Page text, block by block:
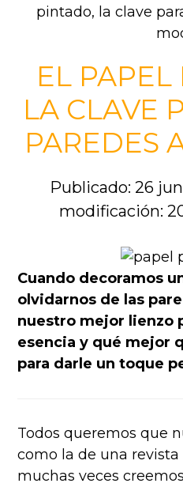
pintado, la clave
EL
LA CLAVE
PAREDES
Publicado: 26
modificación:
Cuando decoramos
olvidarnos de las
nuestro mejor lienzo
esencia y qué mejor
para darle un toque
Todos queremos que
como la de una
muchas veces